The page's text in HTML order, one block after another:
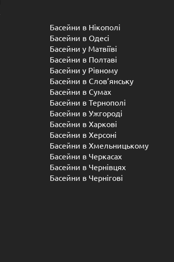
Басейни в Нікополі
Басейни в Одесі
Басейни у Матвіїві
Басейни в Полтаві
Басейни у ​​Рівному
Басейни в Слов’янську
Басейни в Сумах
Басейни в Тернополі
Басейни в Ужгороді
Басейни в Харкові
Басейни в Херсоні
Басейни в Хмельницькому
Басейни в Черкасах
Басейни в Чернівцях
Басейни в Чернігові